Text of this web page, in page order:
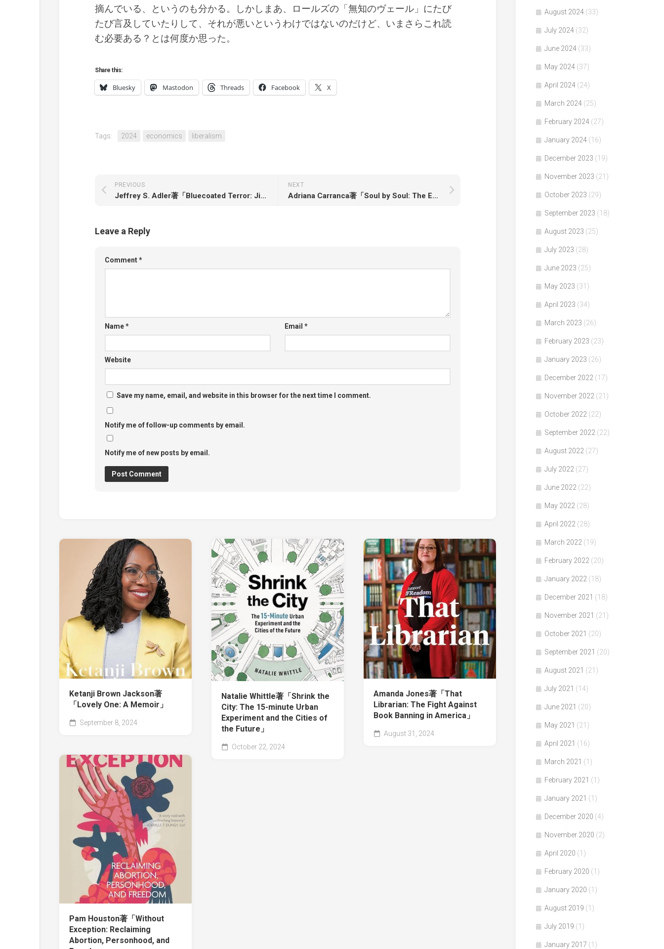
摘んでいる、というのも分かる。しかしまあ、ロールズの「無知のヴェール」にたび
たび言及していたりして、それが悪いというわけではないのだけど、いまさらこれ読
む必要ある？とは何度か思った。
Share this:
Bluesky Mastodon Threads Facebook X
Tags: 2024 economics liberalism
NEXT
Adriana Carranca著「Soul by Soul: The Evangelical Mission to Spread the Gospel to Muslims」
PREVIOUS
Jeffrey S. Adler著「Bluecoated Terror: Jim Crow New Orleans and the Roots of Modern Police Brutality」
Leave a Reply
Comment*
Name* Email *
Website
Save my name, email, and website in this browser for the next time I comment.
Notify me of follow-up comments by email.
Notify me of new posts by email.
Ketanji Brown Jackson著
「Lovely One: A Memoir」
September 8, 2024
Natalie Whittle著「Shrink the
City: The 15-minute Urban
Experiment and the Cities of
the Future」
October 22, 2024
Amanda Jones著「That
Librarian: The Fight Against
Book Banning in America」
August 31, 2024
Pam Houston著「Without
Exception: Reclaiming
Abortion, Personhood, and
August 2024 (33)
July 2024 (32)
June 2024 (33)
May 2024 (37)
April 2024 (24)
March 2024 (25)
February 2024 (27)
January 2024 (16)
December 2023 (19)
November 2023 (21)
October 2023 (29)
September 2023 (18)
August 2023 (25)
July 2023 (28)
June 2023 (25)
May 2023 (31)
April 2023 (34)
March 2023 (26)
February 2023 (23)
January 2023 (26)
December 2022 (17)
November 2022 (21)
October 2022 (22)
September 2022 (22)
August 2022 (27)
July 2022 (27)
June 2022 (22)
May 2022 (28)
April 2022 (28)
March 2022 (19)
February 2022 (20)
January 2022 (18)
December 2021 (18)
November 2021 (21)
October 2021 (20)
September 2021 (20)
August 2021 (21)
July 2021 (14)
June 2021 (20)
May 2021 (21)
April 2021 (16)
March 2021 (1)
February 2021 (1)
January 2021 (1)
December 2020 (4)
November 2020 (2)
April 2020 (1)
February 2020 (1)
January 2020 (1)
August 2019 (1)
July 2019 (1)
January 2017 (1)